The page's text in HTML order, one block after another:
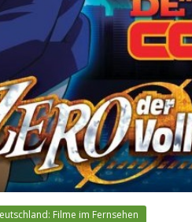
Filme im Fernsehen